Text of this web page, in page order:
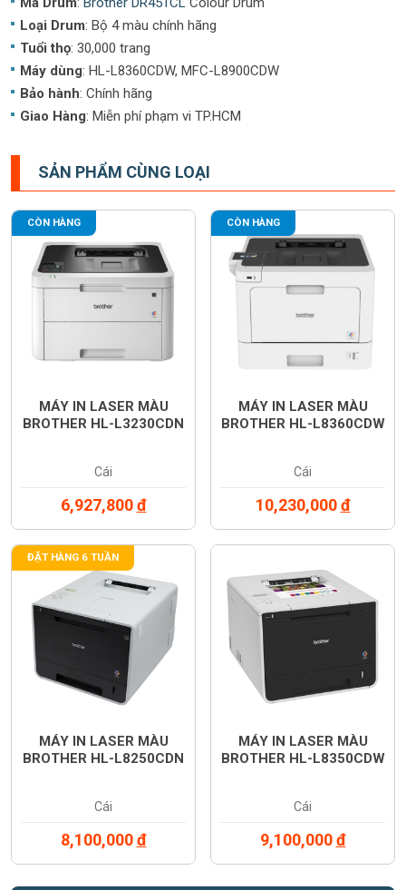
Loại Drum: Bộ 4 màu chính hãng
Tuổi thọ: 30,000 trang
Máy dùng: HL-L8360CDW, MFC-L8900CDW
Bảo hành: Chính hãng
Giao Hàng: Miễn phí phạm vi TP.HCM
SẢN PHẨM CÙNG LOẠI
CÒN HÀNG
MÁY IN LASER MÀU
BROTHER HL-L3230CDN
Cái
6,927,800đ
CÒN HÀNG
MÁY IN LASER MÀU
BROTHER HL-L8360CDW
Cái
10,230,000đ
ĐẶT HÀNG 6 TUẦN
MÁY IN LASER MÀU
BROTHER HL-L8250CDN
Cái
8,100,000đ
MÁY IN LASER MÀU
BROTHER HL-L8350CDW
Cái
9,100,000đ